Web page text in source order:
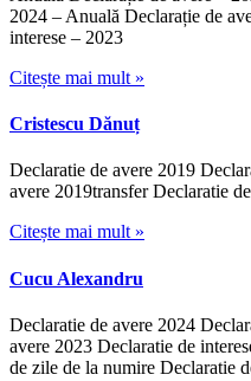
2024 – Anuală Declarație de
interese – 2023
Citește mai mult »
Cristescu Dănuț
Declaratie de avere 2019
avere 2019transfer Declaratie
Citește mai mult »
Cucu Alexandru
Declaratie de avere 2024
avere 2023 Declaratie de
de zile de la numire Declaratie